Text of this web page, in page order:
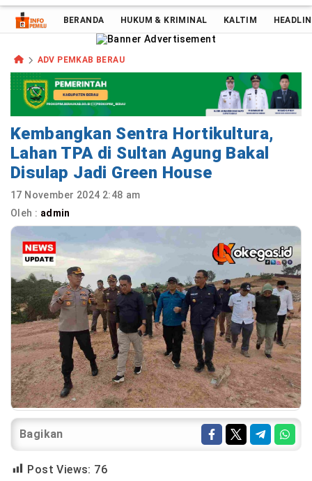
Oke Gas Indonesia | Energi Positif Informasi Terkini!
BERANDA HUKUM & KRIMINAL KALTIM
ADV PEMKAB BERAU
Kembangkan Sentra Hortikultura,
Lahan TPA di Sultan Agung Bakal
Disulap Jadi Green House
17 November 2024 2:48 am
Oleh : admin
Bagikan
Post Views: 76